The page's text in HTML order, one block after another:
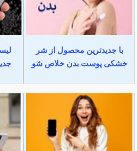
با جدیدترین محصول از شر
خشکی پوست بدن خلاص شو